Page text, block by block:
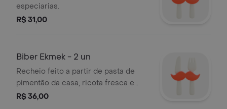
especiarias.
R$ 31,00
Biber Ekmek - 2 un
Recheio feito a partir de pasta de
pimentão da casa, ricota fresca e
zaatar, à moda da atual Antakya, no sul
R$ 36,00